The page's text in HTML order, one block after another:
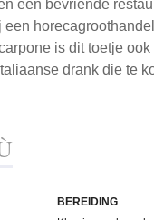
een bevriende
een
is dit toetje ook
drank die te
BEREIDING